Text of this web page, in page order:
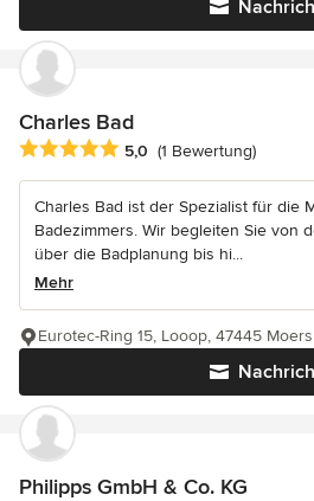
Charles Bad
Durchschnittliche Bewertung: 5 von
5,0 (1 Bewertung)
Charles Bad ist der Spezialist für die
Badezimmers. Wir begleiten Sie von
über die Badplanung bis hi...
Mehr
Eurotec-Ring 15, Looop, 47445 Moers
Philipps GmbH & Co. KG